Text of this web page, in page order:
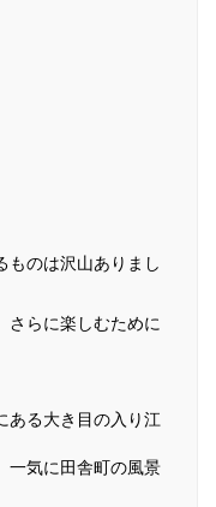
ものは沢山ありまし
さらに楽しむために
ある大き目の入り江
一気に田舎町の風景